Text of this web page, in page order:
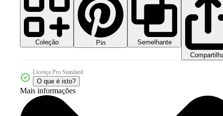
Coleção Pin
Semelhante
Licença Pro Standard
O que é isto?
Mais informações